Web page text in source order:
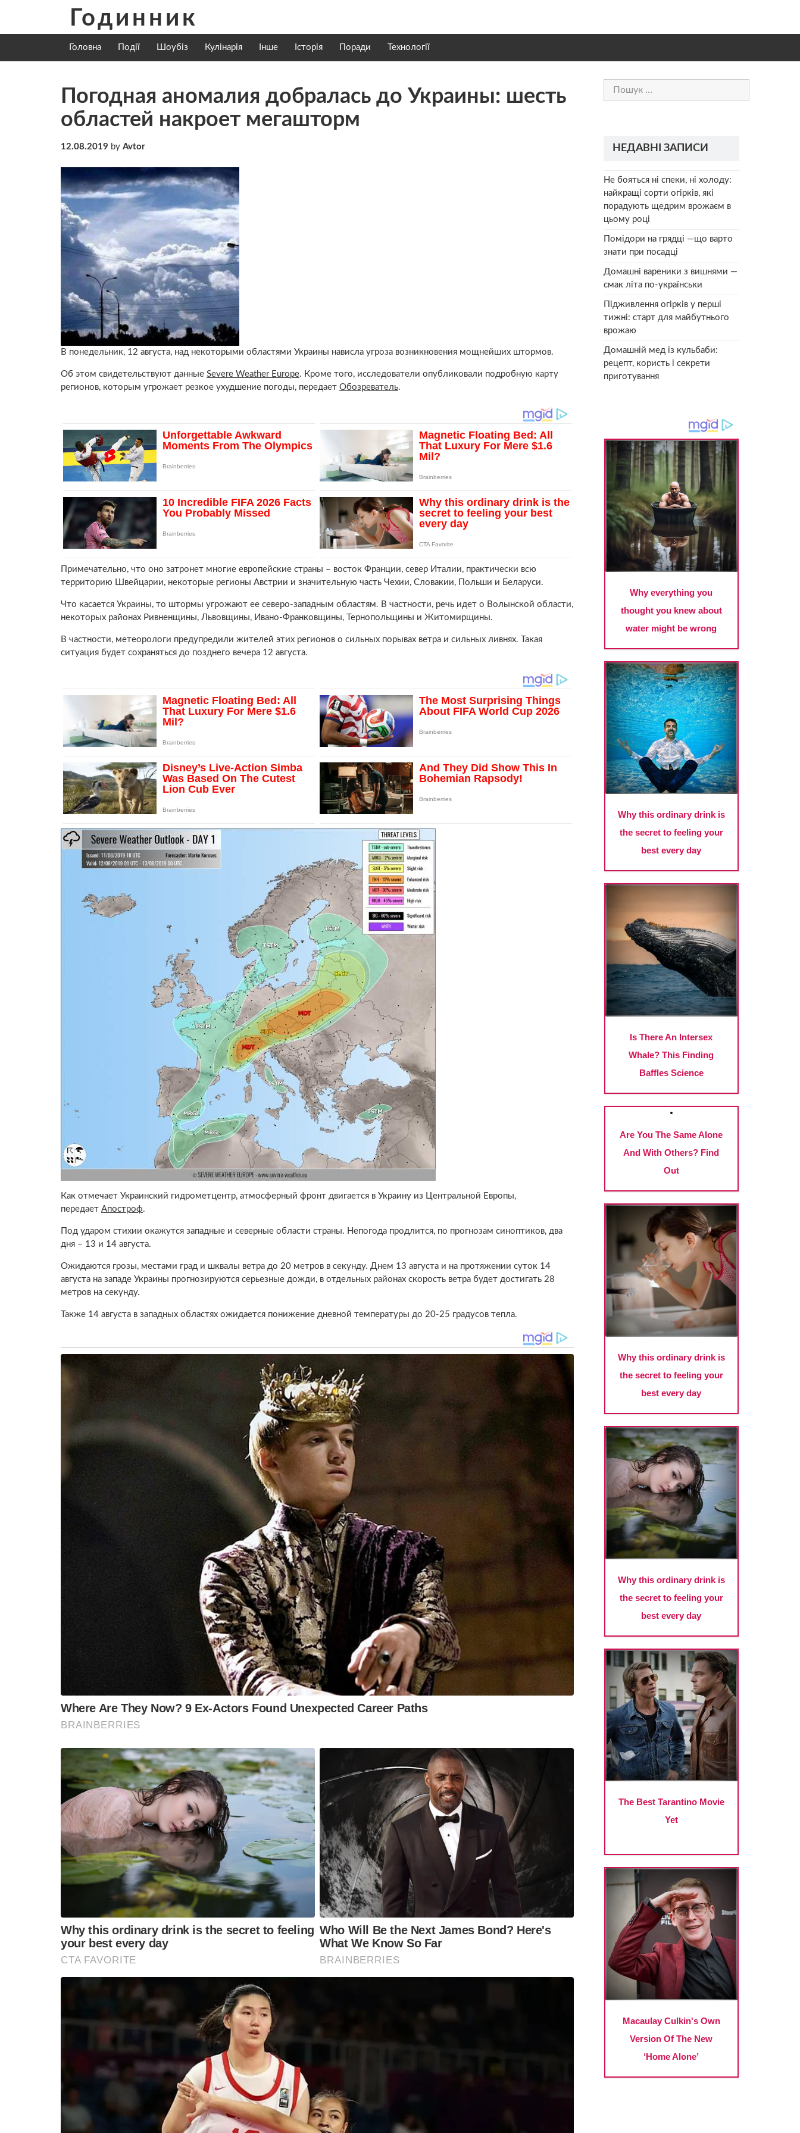
content
Годинник
Головна Події Шоубіз Кулінарія Інше Історія Поради Технології
Погодная аномалия добралась до Украины: шесть
областей накроет мегашторм
12.08.2019 by Avtor
В понедельник, 12 августа, над некоторыми областями Украины нависла угроза возникновения мощнейших штормов.
Об этом свидетельствуют данные Severe Weather Europe. Кроме того, исследователи опубликовали подробную карту
регионов, которым угрожает резкое ухудшение погоды, передает Обозреватель.
Примечательно, что оно затронет многие европейские страны – восток Франции, север Италии, практически всю
территорию Швейцарии, некоторые регионы Австрии и значительную часть Чехии, Словакии, Польши и Беларуси.
Что касается Украины, то штормы угрожают ее северо-западным областям. В частности, речь идет о Волынской области,
некоторых районах Ривненщины, Львовщины, Ивано-Франковщины, Тернопольщины и Житомирщины.
В частности, метеорологи предупредили жителей этих регионов о сильных порывах ветра и сильных ливнях. Такая
ситуация будет сохраняться до позднего вечера 12 августа.
Как отмечает Украинский гидрометцентр, атмосферный фронт двигается в Украину из Центральной Европы,
передает Апостроф.
Под ударом стихии окажутся западные и северные области страны. Непогода продлится, по прогнозам синоптиков, два
дня – 13 и 14 августа.
Ожидаются грозы, местами град и шквалы ветра до 20 метров в секунду. Днем 13 августа и на протяжении суток 14
августа на западе Украины прогнозируются серьезные дожди, в отдельных районах скорость ветра будет достигать 28
метров на секунду.
Также 14 августа в западных областях ожидается понижение дневной температуры до 20-25 градусов тепла.
Пошук:
НЕДАВНІ ЗАПИСИ
Не бояться ні спеки, ні холоду:
найкращі сорти огірків, які
порадують щедрим врожаєм в
цьому році
Помідори на грядці —що варто
знати при посадці
Домашні вареники з вишнями —
смак літа по-українськи
Підживлення огірків у перші
тижні: старт для майбутнього
врожаю
Домашній мед із кульбаби:
рецепт, користь і секрети
приготування